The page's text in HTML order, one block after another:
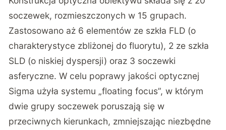
soczewek, rozmieszczonych w 15 grupach.
Zastosowano aż 6 elementów ze szkła FLD (o
charakterystyce zbliżonej do fluorytu), 2 ze szkła
SLD (o niskiej dyspersji) oraz 3 soczewki
asferyczne. W celu poprawy jakości optycznej
Sigma użyła systemu „floating focus”, w którym
dwie grupy soczewek poruszają się w
przeciwnych kierunkach, zmniejszając niezbędne